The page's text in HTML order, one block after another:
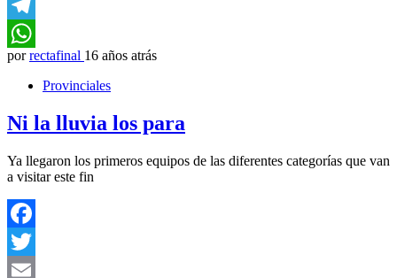
Email
Telegram
WhatsApp
por rectafinal 16 años atrás
Provinciales
Ni la lluvia los para
Ya llegaron los primeros equipos de las diferentes categorías que van
a visitar este fin
Facebook
Twitter